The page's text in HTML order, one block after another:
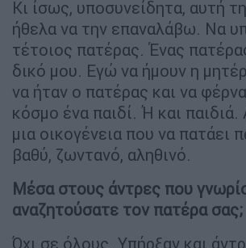
Κι ίσως, υποσυνείδητα, αυτή
ήθελα να την επαναλάβω. Να
τέτοιος πατέρας. Ένας
δικό μου. Εγώ να ήμουν η
να ήταν ο πατέρας και να
κόσμο ένα παιδί. Ή και
μια οικογένεια που να πατάει
βαθύ, ζωντανό, αληθινό.
Μέσα στους άντρες που
αναζητούσατε τον πατέρα σας;
Όχι σε όλους. Υπήρξαν και